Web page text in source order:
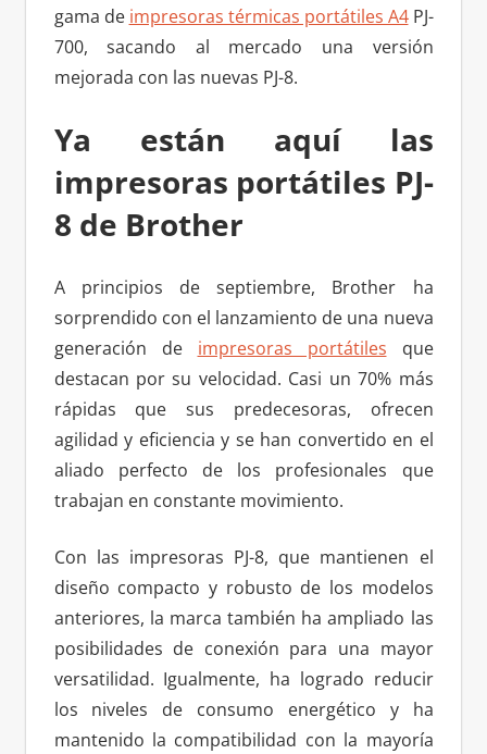
gama de impresoras térmicas portátiles A4PJ-
700, sacando al mercado una versión
mejorada con las nuevas PJ-8.
Ya están aquí las
impresoras portátiles PJ-
8 de Brother
A principios de septiembre, Brother ha
sorprendido con el lanzamiento de una nueva
generación de impresoras portátiles que
destacan por su velocidad. Casi un 70% más
rápidas que sus predecesoras, ofrecen
agilidad y eficiencia y se han convertido en el
aliado perfecto de los profesionales que
trabajan en constante movimiento.
Con las impresoras PJ-8, que mantienen el
diseño compacto y robusto de los modelos
anteriores, la marca también ha ampliado las
posibilidades de conexión para una mayor
versatilidad. Igualmente, ha logrado reducir
los niveles de consumo energético y ha
mantenido la compatibilidad con la mayoría